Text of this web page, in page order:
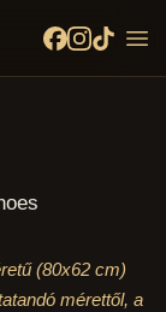
(80x62 cm)
mérettől, a